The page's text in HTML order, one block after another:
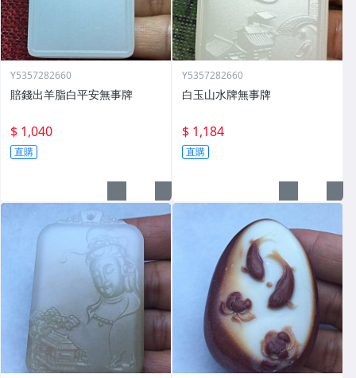
Y5357282660
賠錢出羊脂白平安無事牌
$ 1,040
直購
Y5357282660
白玉山水牌無事牌
$ 1,184
直購